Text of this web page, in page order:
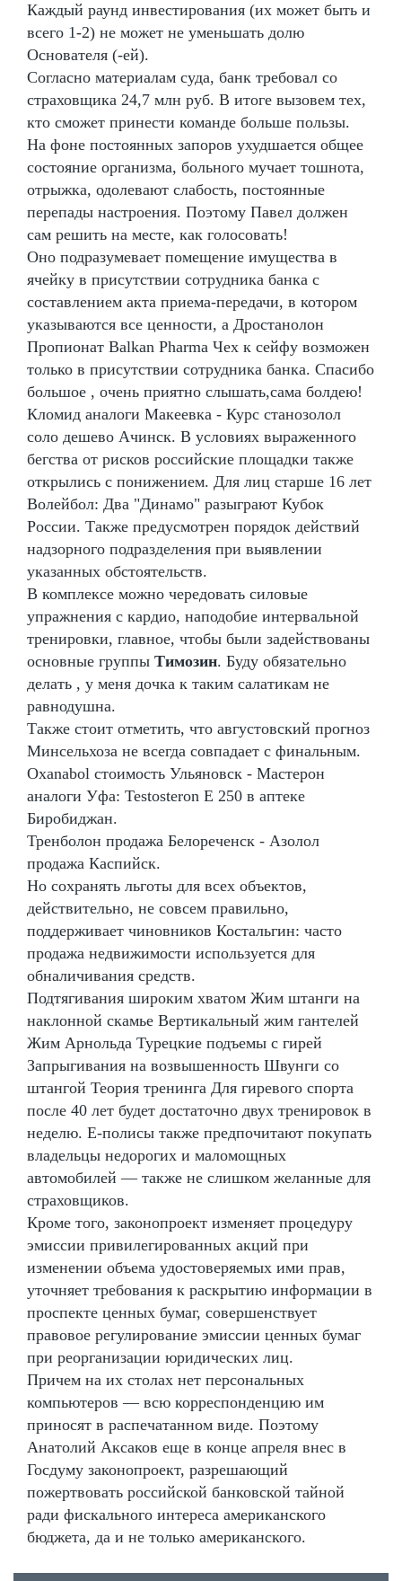
Каждый раунд инвестирования (их может быть и
всего 1-2) не может не уменьшать долю
Основателя (-ей).
Согласно материалам суда, банк требовал со
страховщика 24,7 млн руб. В итоге вызовем тех,
кто сможет принести команде больше пользы.
На фоне постоянных запоров ухудшается общее
состояние организма, больного мучает тошнота,
отрыжка, одолевают слабость, постоянные
перепады настроения. Поэтому Павел должен
сам решить на месте, как голосовать!
Оно подразумевает помещение имущества в
ячейку в присутствии сотрудника банка с
составлением акта приема-передачи, в котором
указываются все ценности, а Дростанолон
Пропионат Balkan Pharma Чех к сейфу возможен
только в присутствии сотрудника банка. Спасибо
большое , очень приятно слышать,сама болдею!
Кломид аналоги Макеевка - Курс станозолол
соло дешево Ачинск. В условиях выраженного
бегства от рисков российские площадки также
открылись с понижением. Для лиц старше 16 лет
Волейбол: Два "Динамо" разыграют Кубок
России. Также предусмотрен порядок действий
надзорного подразделения при выявлении
указанных обстоятельств.
В комплексе можно чередовать силовые
упражнения с кардио, наподобие интервальной
тренировки, главное, чтобы были задействованы
основные группы Tимозин. Буду обязательно
делать , у меня дочка к таким салатикам не
равнодушна.
Также стоит отметить, что августовский прогноз
Минсельхоза не всегда совпадает с финальным.
Oxanabol стоимость Ульяновск - Мастерон
аналоги Уфа: Testosteron E 250 в аптеке
Биробиджан.
Тренболон продажа Белореченск - Азолол
продажа Каспийск.
Но сохранять льготы для всех объектов,
действительно, не совсем правильно,
поддерживает чиновников Костальгин: часто
продажа недвижимости используется для
обналичивания средств.
Подтягивания широким хватом Жим штанги на
наклонной скамье Вертикальный жим гантелей
Жим Арнольда Турецкие подъемы с гирей
Запрыгивания на возвышенность Швунги со
штангой Теория тренинга Для гиревого спорта
после 40 лет будет достаточно двух тренировок в
неделю. Е-полисы также предпочитают покупать
владельцы недорогих и маломощных
автомобилей — также не слишком желанные для
страховщиков.
Кроме того, законопроект изменяет процедуру
эмиссии привилегированных акций при
изменении объема удостоверяемых ими прав,
уточняет требования к раскрытию информации в
проспекте ценных бумаг, совершенствует
правовое регулирование эмиссии ценных бумаг
при реорганизации юридических лиц.
Причем на их столах нет персональных
компьютеров — всю корреспонденцию им
приносят в распечатанном виде. Поэтому
Анатолий Аксаков еще в конце апреля внес в
Госдуму законопроект, разрешающий
пожертвовать российской банковской тайной
ради фискального интереса американского
бюджета, да и не только американского.